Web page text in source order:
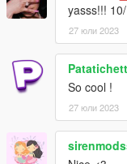
yasss!!!
27 юли 2023
So cool !
27 юли 2023